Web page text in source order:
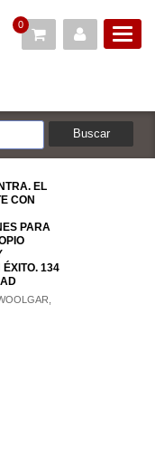
0
EL
CON
PARA
134